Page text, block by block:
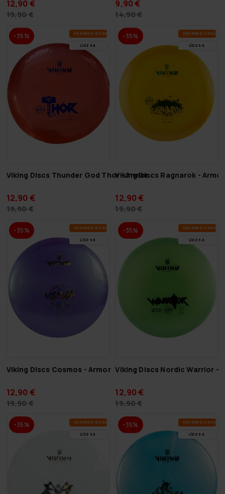
12,90 €
19,90 €
9,90 €
14,90 €
-35% VA­SA­RAS IZ­SKA­ŅA
LĪDZ 9.8.
Viking Discs Thunder God Thor - Armor
12,90 €
19,90 €
-35% VA­SA­RAS IZ­SKA­ŅA
LĪDZ 9.8.
Viking Discs Ragnarok - Armor
12,90 €
19,90 €
-35% VA­SA­RAS IZ­SKA­ŅA
LĪDZ 9.8.
Viking Discs Cosmos - Armor
12,90 €
19,90 €
-35% VA­SA­RAS IZ­SKA­ŅA
LĪDZ 9.8.
Viking Discs Nordic Warrior -
12,90 €
19,90 €
-35% VA­SA­RAS IZ­SKA­ŅA
LĪDZ 9.8.
-35% VA­SA­RAS IZ­SKA­ŅA
LĪDZ 9.8.